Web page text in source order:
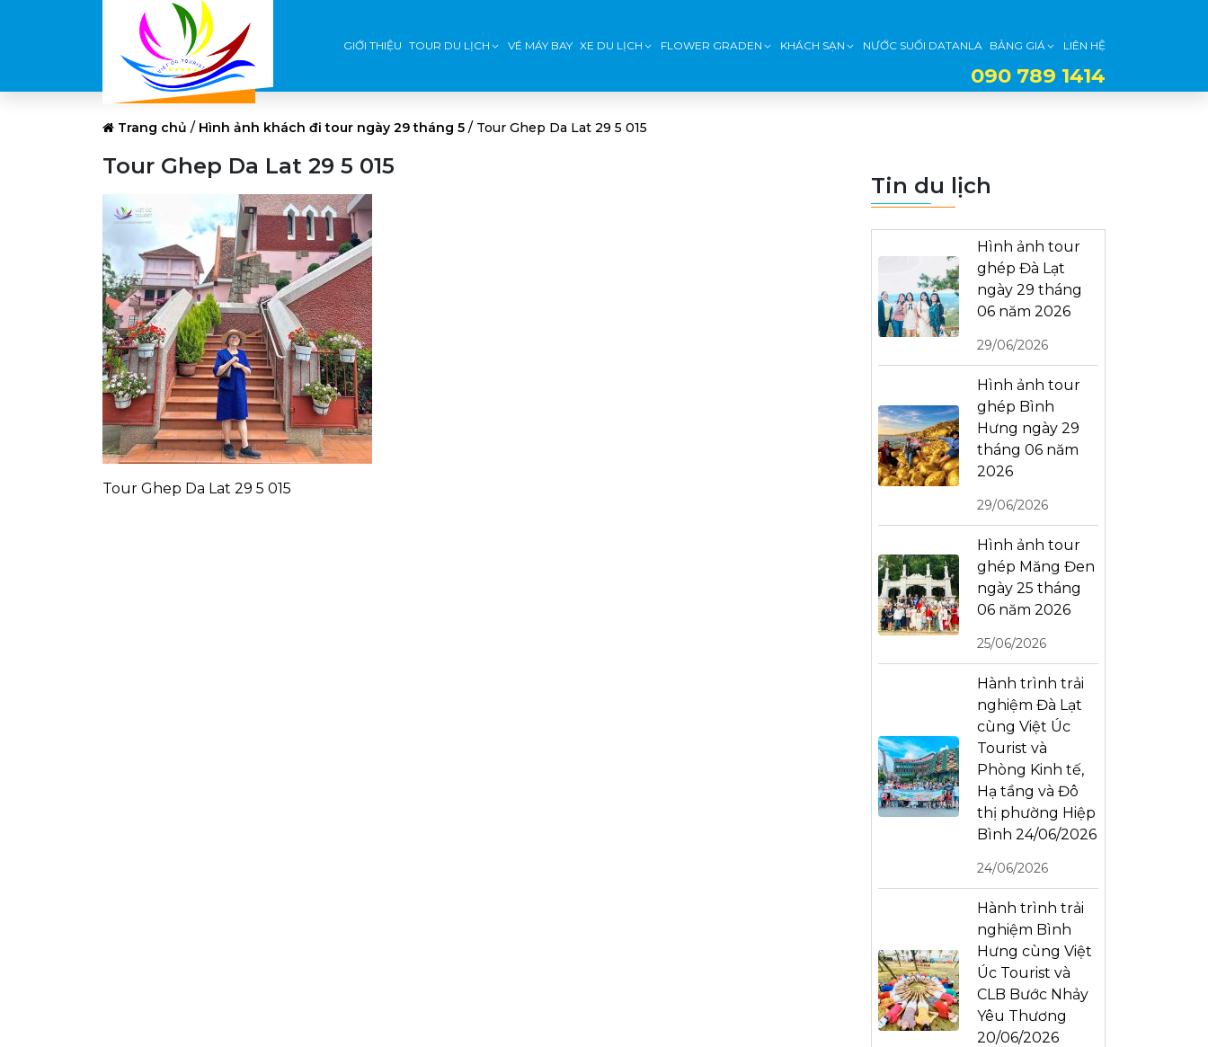
GIỚI THIỆU TOUR DU LỊCH VÉ MÁY BAY XE DU LỊCH FLOWER GRADEN KHÁCH SẠN NƯỚC SUỐI DATANLA BẢNG GIÁ LIÊN HỆ
090 789 1414
Trang chủ / Hình ảnh khách đi tour ngày 29 tháng 5 / Tour Ghep Da Lat 29 5 015
Tour Ghep Da Lat 29 5 015
Tour Ghep Da Lat 29 5 015
Tin du lịch
Hình ảnh tour
ghép Đà Lạt
ngày 29 tháng
06 năm 2026
29/06/2026
Hình ảnh tour
ghép Bình
Hưng ngày 29
tháng 06 năm
2026
29/06/2026
Hình ảnh tour
ghép Măng Đen
ngày 25 tháng
06 năm 2026
25/06/2026
Hành trình trải
nghiệm Đà Lạt
cùng Việt Úc
Tourist và
Phòng Kinh tế,
Hạ tầng và Đô
thị phường Hiệp
Bình 24/06/2026
24/06/2026
Hành trình trải
nghiệm Bình
Hưng cùng Việt
Úc Tourist và
CLB Bước Nhảy
Yêu Thương
20/06/2026